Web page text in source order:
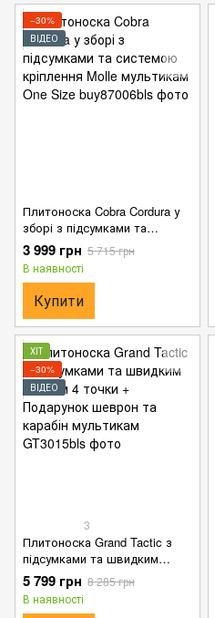
−30%
ВІДЕО
Плитоноска Cobra Cordura у
зборі з підсумками та
системою кріплення Molle
мультикам One Size
3 999 грн 5 715 грн
В наявності
Купити
ХІТ
−30%
ВІДЕО
3
Плитоноска Grand Tactic з
підсумками та швидким
скидом 4 точки + Подарунок
шеврон та карабін
мультикам
5 799 грн 8 285 грн
В наявності